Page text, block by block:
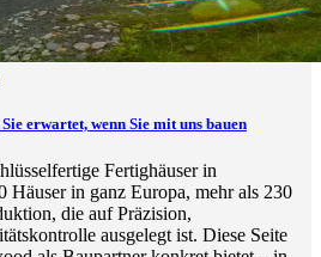
erwartet, wenn Sie mit uns bauen
Fertighäuser in
Häuser in ganz Europa, mehr als 230
die auf Präzision,
ausgelegt ist. Diese Seite